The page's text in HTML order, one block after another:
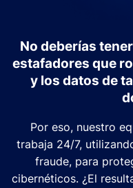
No deberías
estafadores que
y los datos de
Por eso, nuestro
trabaja 24/7,
fraude, para
cibernéticos. ¿El